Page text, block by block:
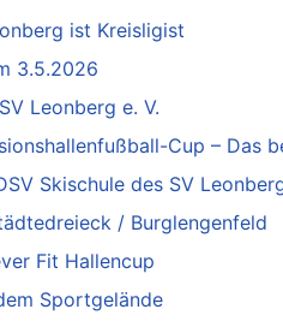
ist Kreisligist
3.5.2026
Leonberg e. V.
Cup – Das
Skischule des SV
/ Burglengenfeld
Fit Hallencup
Sportgelände